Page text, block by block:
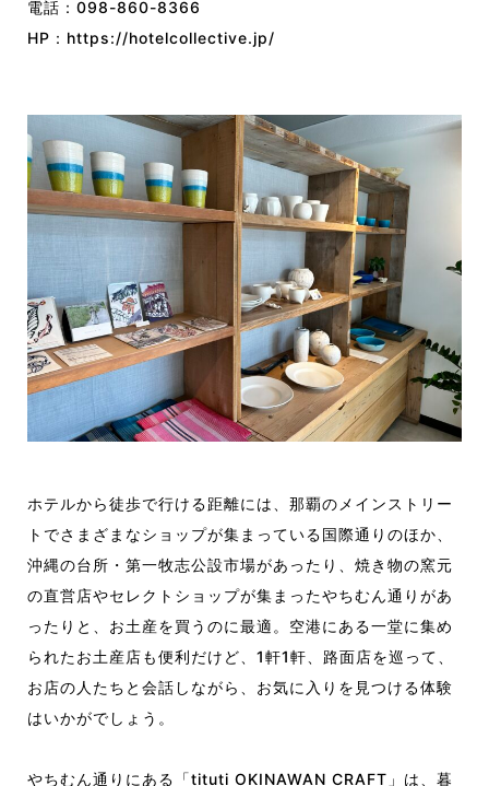
電話：098-860-8366
HP： https://hotelcollective.jp/
ホテルから徒歩で行ける距離には、那覇のメインストリー
トでさまざまなショップが集まっている国際通りのほか、
沖縄の台所・第一牧志公設市場があったり、焼き物の窯元
の直営店やセレクトショップが集まったやちむん通りがあ
ったりと、お土産を買うのに最適。空港にある一堂に集め
られたお土産店も便利だけど、1軒1軒、路面店を巡って、
お店の人たちと会話しながら、お気に入りを見つける体験
はいかがでしょう。
やちむん通りにある「tituti OKINAWAN CRAFT」は、暮